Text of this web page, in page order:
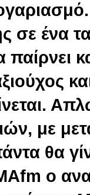
σε ένα
παίρνει
με
θα
ο